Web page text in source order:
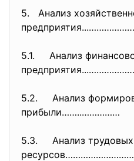
5. Анализ
5.1. Анализ
5.2. Анализ
5.3. Анализ трудовых